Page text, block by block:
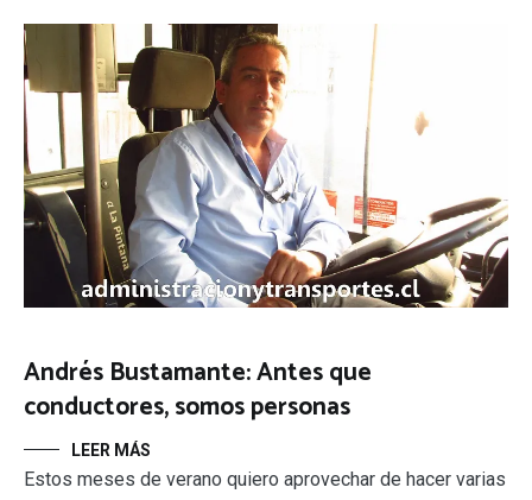
Andrés Bustamante: Antes que
conductores, somos personas
LEER MÁS
Estos meses de verano quiero aprovechar de hacer varias